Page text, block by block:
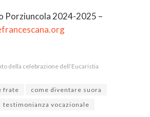
Porziuncola 2024-2025 –
della celebrazione dell’Eucaristia
frate
come diventare suora
testimonianza vocazionale